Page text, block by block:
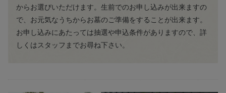
からお選びいただけます。生前でのお申し込みが出来ますの
で、お元気なうちからお墓のご準備をすることが出来ます。
お申し込みにあたっては抽選や申込条件がありますので、詳
しくはスタッフまでお尋ね下さい。